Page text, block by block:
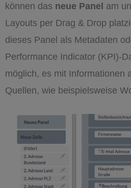
können das neue Panel am
Layouts per Drag & Drop
dieses Panel als Metadaten
Performance Indicator (KPI)-
möglich, es mit Informationen
Quellen, wie beispielsweise